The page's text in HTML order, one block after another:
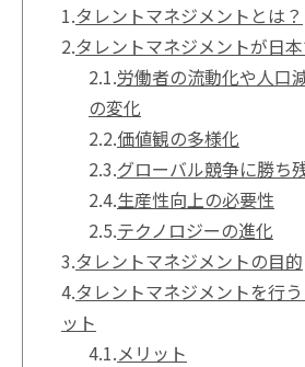
1.タレントマネジメントとは？
2.タレントマネジメントが日
2.1.労働者の流動化や人口
の変化
2.2.価値観の多様化
2.3.グローバル競争に勝ち
2.4.生産性向上の必要性
2.5.テクノロジーの進化
3.タレントマネジメントの目的
4.タレントマネジメントを行
ット
4.1.メリット